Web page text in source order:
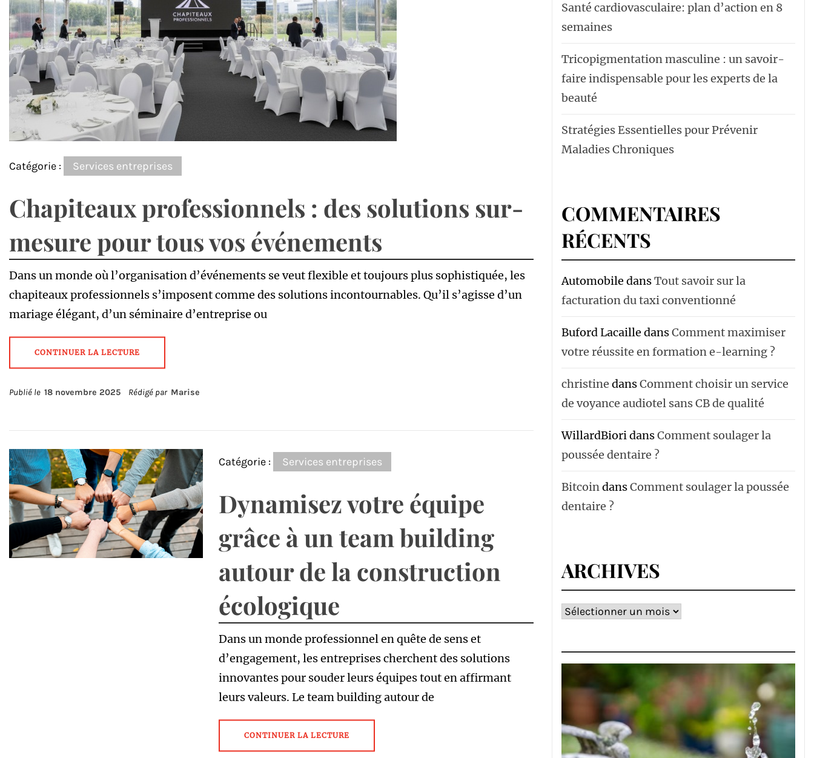
Catégorie : Services entreprises
Chapiteaux professionnels : des solutions sur-
mesure pour tous vos événements
Dans un monde où l’organisation d’événements se veut flexible et toujours plus sophistiquée, les
chapiteaux professionnels s’imposent comme des solutions incontournables. Qu’il s’agisse d’un
mariage élégant, d’un séminaire d’entreprise ou
CONTINUER LA LECTURE
Publié le 18 novembre 2025 Rédigé par Marise
Catégorie : Services entreprises
Dynamisez votre équipe
grâce à un team building
autour de la construction
écologique
Dans un monde professionnel en quête de sens et
d’engagement, les entreprises cherchent des solutions
innovantes pour souder leurs équipes tout en affirmant
leurs valeurs. Le team building autour de
CONTINUER LA LECTURE
Santé cardiovasculaire: plan d’action en 8
semaines
Tricopigmentation masculine : un savoir-
faire indispensable pour les experts de la
beauté
Stratégies Essentielles pour Prévenir
Maladies Chroniques
COMMENTAIRES
RÉCENTS
Automobile dansTout savoir sur la
facturation du taxi conventionné
Buford Lacaille dansComment maximiser
votre réussite en formation e-learning ?
christine dansComment choisir un service
de voyance audiotel sans CB de qualité
WillardBioridansComment soulager la
poussée dentaire ?
BitcoindansComment soulager la poussée
dentaire ?
ARCHIVES
Archives